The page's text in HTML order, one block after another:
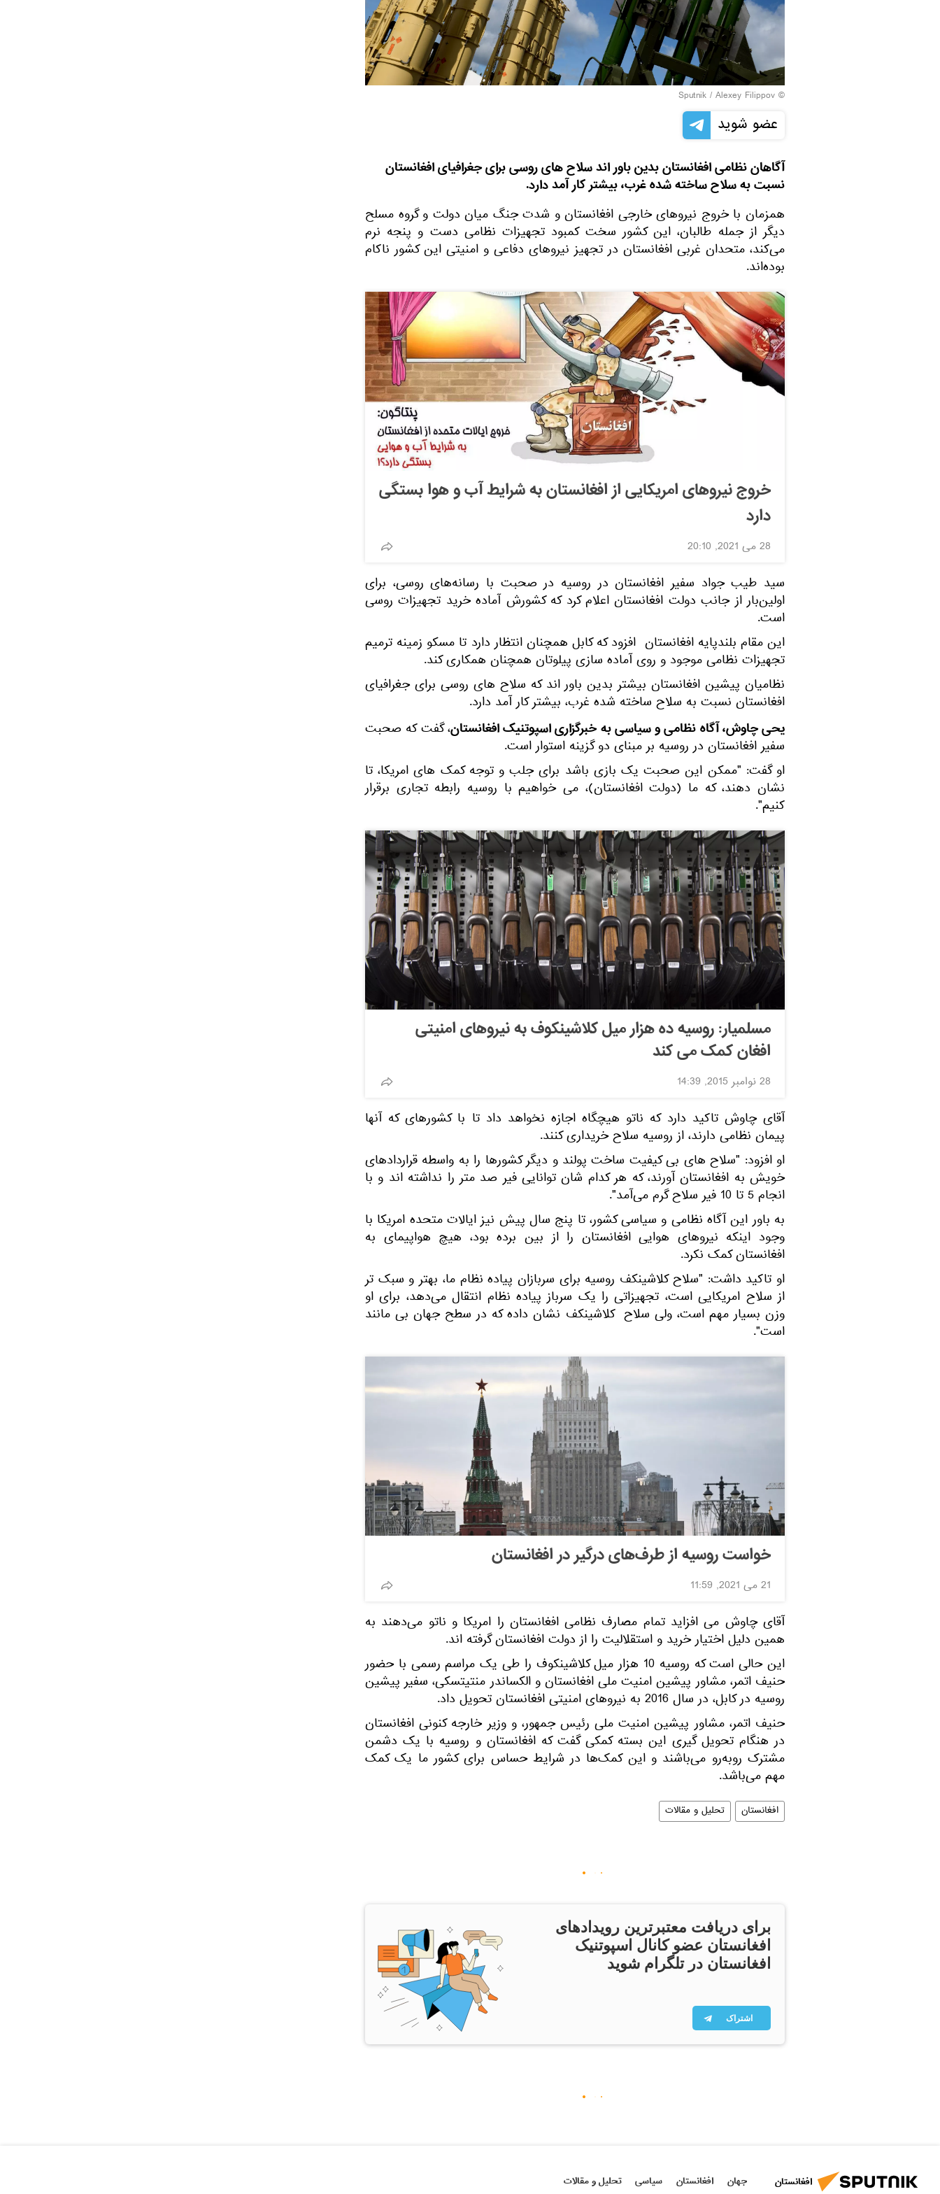
© Sputnik / Alexey Filippov
عضو شوید
آگاهان نظامی افغانستان بدین باور اند سلاح های روسی برای جغرافیای افغانستان
نسبت به سلاح ساخته شده غرب، بیشتر کار آمد دارد.
همزمان با خروج نیروهای خارجی افغانستان و شدت جنگ میان دولت و گروه مسلح
دیگر از جمله طالبان، این کشور سخت کمبود تجهیزات نظامی دست و پنجه نرم
می‌کند، متحدان غربی افغانستان در تجهیز نیروهای دفاعی و امنیتی این کشور ناکام
بوده‌اند.
خروج نیروهای امریکایی از افغانستان به شرایط آب و هوا بستگی
دارد
28 می 2021, 20:10
سید طیب جواد سفیر افغانستان در روسیه در صحبت با رسانه‌های روسی، برای
اولین‌بار از جانب دولت افغانستان اعلام کرد که کشورش آماده خرید تجهیزات روسی
است.
این مقام بلندپایه افغانستان افزود که کابل همچنان انتظار دارد تا مسکو زمینه ترمیم
تجهیزات نظامی موجود و روی آماده سازی پیلوتان همچنان همکاری کند.
نظامیان پیشین افغانستان بیشتر بدین باور اند که سلاح های روسی برای جغرافیای
افغانستان نسبت به سلاح ساخته شده غرب، بیشتر کار آمد دارد.
یحی چاوش، آگاه نظامی و سیاسی به خبرگزاری اسپوتنیک افغانستان، گفت که صحبت
سفیر افغانستان در روسیه بر مبنای دو گزینه استوار است.
او گفت: "ممکن این صحبت یک بازی باشد برای جلب و توجه کمک های امریکا، تا
نشان دهند، که ما (دولت افغانستان)، می خواهیم با روسیه رابطه تجاری برقرار
کنیم".
مسلمیار: روسیه ده هزار میل کلاشینکوف به نیروهای امنیتی
افغان کمک می کند
28 نوامبر 2015, 14:39
آقای چاوش تاکید دارد که ناتو هیچگاه اجازه نخواهد داد تا با کشورهای که آنها
پیمان نظامی دارند، از روسیه سلاح خریداری کنند.
او افزود: "سلاح های بی کیفیت ساخت پولند و دیگر کشورها را به واسطه قراردادهای
خویش به افغانستان آورند، که هر کدام شان توانایی فیر صد متر را نداشته اند و با
انجام 5 تا 10 فیر سلاح گرم می‌آمد".
به باور این آگاه نظامی و سیاسی کشور، تا پنج سال پیش نیز ایالات متحده امریکا با
وجود اینکه نیروهای هوایی افغانستان را از بین برده بود، هیچ هواپیمای به
افغانستان کمک نکرد.
او تاکید داشت: "سلاح کلاشینکف روسیه برای سربازان پیاده نظام ما، بهتر و سبک تر
از سلاح امریکایی است، تجهیزاتی را یک سرباز پیاده نظام انتقال می‌دهد، برای او
وزن بسیار مهم است، ولی سلاح کلاشینکف نشان داده که در سطح جهان بی مانند
است".
خواست روسیه از طرف‌های درگیر در افغانستان
21 می 2021, 11:59
آقای چاوش می افزاید تمام مصارف نظامی افغانستان را امریکا و ناتو می‌دهند به
همین دلیل اختیار خرید و استقلالیت را از دولت افغانستان گرفته اند.
این حالی است که روسیه 10 هزار میل کلاشینکوف را طی یک مراسم رسمی با حضور
حنیف اتمر، مشاور پیشین امنیت ملی افغانستان و الکساندر منتیتسکی، سفیر پیشین
روسیه در کابل، در سال 2016 به نیروهای امنیتی افغانستان تحویل داد.
حنیف اتمر، مشاور پیشین امنیت ملی رئیس جمهور، و وزیر خارجه کنونی افغانستان
در هنگام تحویل گیری این بسته کمکی گفت که افغانستان و روسیه با یک دشمن
مشترک روبه‌رو می‌باشند و این کمک‌ها در شرایط حساس برای کشور ما یک کمک
مهم می‌باشد.
افغانستان تحلیل و مقالات
برای دریافت معتبرترین رویدادهای
افغانستان عضو کانال اسپوتنیک
افغانستان در تلگرام شوید
اشتراک
افغانستان جهان افغانستان سیاسی تحلیل و مقالات